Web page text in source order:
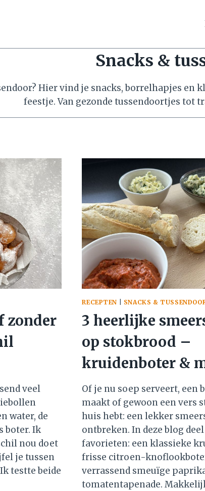
Snacks &
Hier vind je snacks, borrelhapjes en
feestje. Van gezonde tussendoortjes tot
zonder
veel
water, de
boter. Ik
nou doet
je tussen
testte beide
RECEPTEN SNACKS &
3 heerlijke
op stokbrood –
kruidenboter &
Of je nu soep serveert, een
maakt of gewoon een vers
huis hebt: een lekker
ontbreken. In deze blog
favorieten: een klassieke
frisse citroen-
verrassend smeuïge
tomatentapenade.